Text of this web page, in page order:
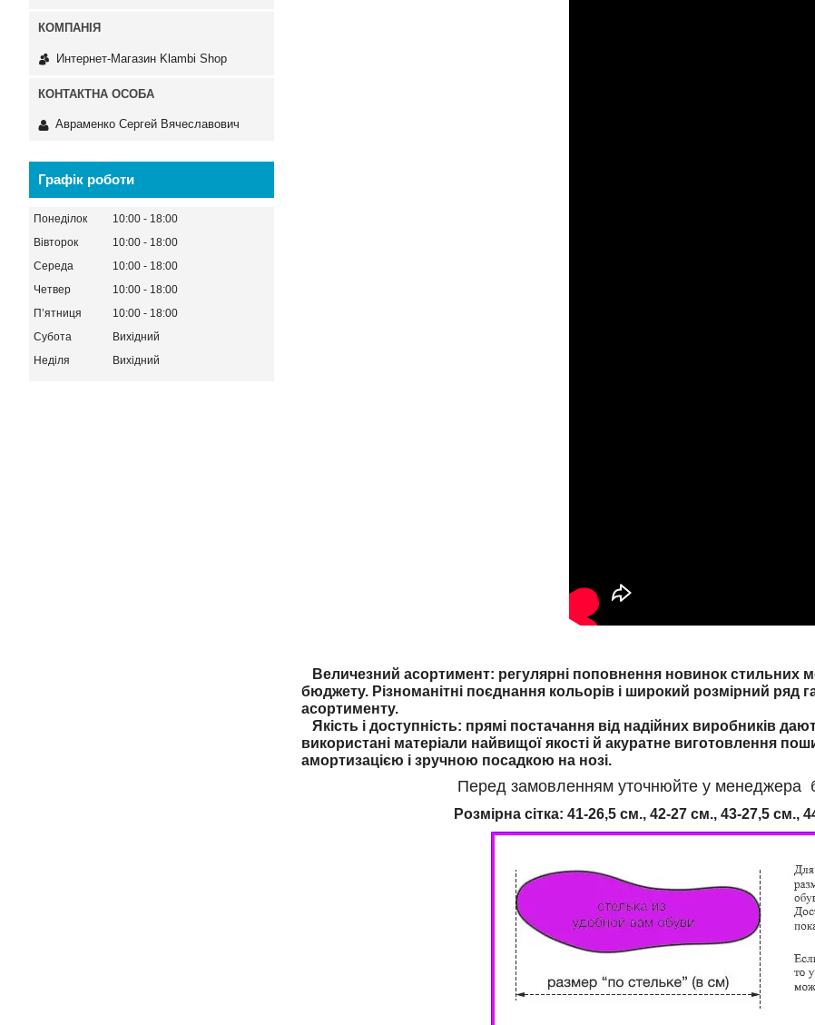
Величезний асортимент: регулярні поповнення новинок стильних
бюджету. Різноманітні поєднання кольорів і широкий розмірний ряд
асортименту.
Якість і доступність: прямі постачання від надійних виробників
використані матеріали найвищої якості й акуратне виготовлення
амортизацією і зручною посадкою на нозі.
Перед замовленням уточнюйте у менеджера
Розмірна сітка: 41-26,5 см., 42-27 см., 43-27,5 см.,
Интернет-Магазин Klambi Shop
Авраменко Сергей Вячеславович
Графік роботи
Понеділок 10:00
18:00
Вівторок
10:00
18:00
Середа
10:00
18:00
Четвер
10:00
18:00
Пʼятниця
10:00
18:00
Субота
Вихідний
Неділя
Вихідний